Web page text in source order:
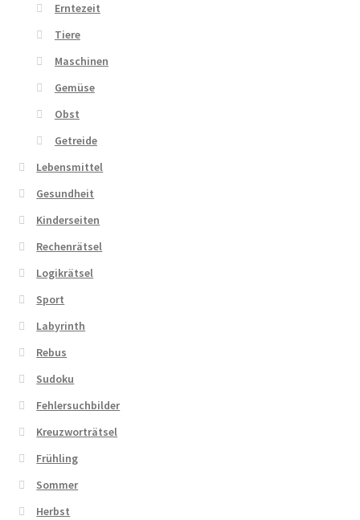
Erntezeit
Tiere
Maschinen
Gemüse
Obst
Getreide
Lebensmittel
Gesundheit
Kinderseiten
Rechenrätsel
Logikrätsel
Sport
Labyrinth
Rebus
Sudoku
Fehlersuchbilder
Kreuzworträtsel
Frühling
Sommer
Herbst